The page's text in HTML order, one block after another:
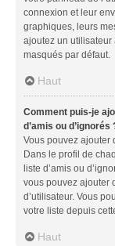
connexion et leur
graphiques, leurs
ajoutez un utilisateur
masqués par défaut.
Haut
Comment puis-je
d’amis ou d’ignorés
Vous pouvez ajouter
Dans le profil de
liste d’amis ou
vous pouvez ajouter
d’utilisateur. Vous
votre liste depuis
Haut